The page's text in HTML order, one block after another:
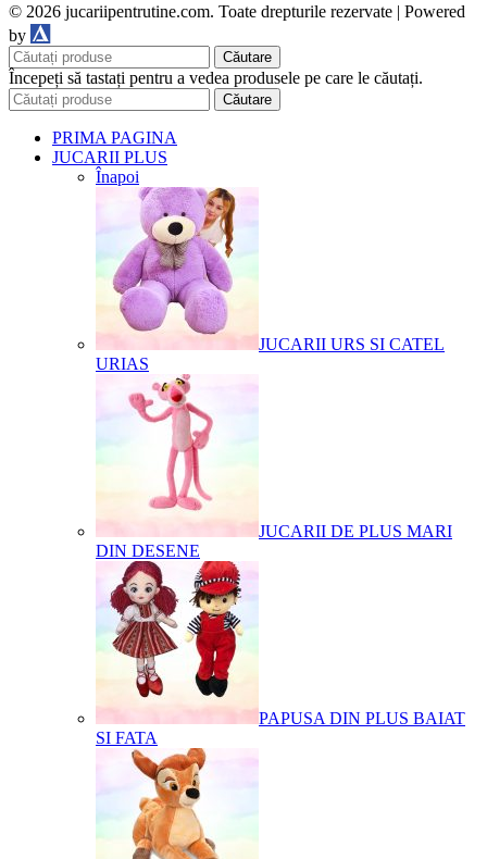
© 2026 jucariipentrutine.com. Toate drepturile rezervate | Powered
by
Căutare
Începeți să tastați pentru a vedea produsele pe care le căutați.
Căutare
PRIMA PAGINA
JUCARII PLUS
Înapoi
JUCARII URS SI CATEL
URIAS
JUCARII DE PLUS MARI
DIN DESENE
PAPUSA DIN PLUS BAIAT
SI FATA